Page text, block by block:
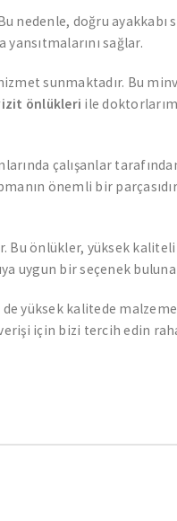
nedenle, doğru ayakkabı
yansıtmalarını sağlar.
sunmaktadır. Bu
önlükleri ile
çalışanlar
önemli bir parçasıdır
Bu önlükler, yüksek
uygun bir seçenek
yüksek kalitede
için bizi tercih edin